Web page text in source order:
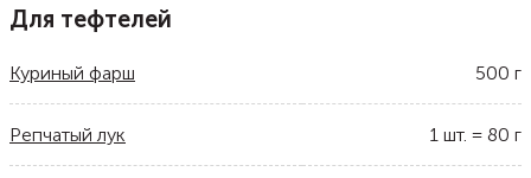
Для тефтелей
Куриный фарш 500 г
Репчатый лук 1 шт. = 80 г